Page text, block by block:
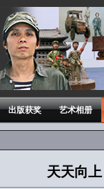
出版获奖 艺术相册
天天向上